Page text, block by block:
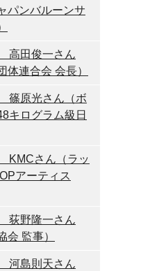
パンバルーンサ
高田俊一さん
体連合会 会長）
篠原光さん（ボ
キログラム級日
KMCさん（ラッ
アーティス
荻野隆一さん
会 監事）
河島則天さん